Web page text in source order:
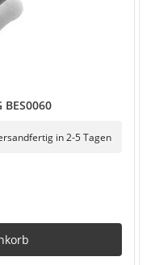
BES0060
in 2-5 Tagen